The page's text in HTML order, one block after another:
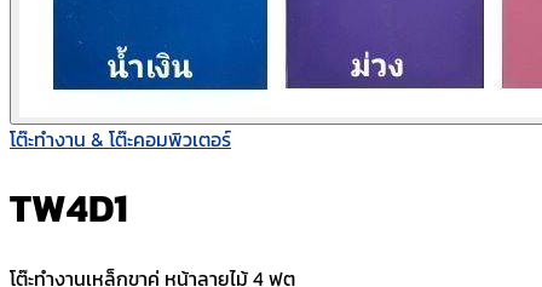
โต๊ะทำงาน & โต๊ะคอมพิวเตอร์
TW4D1
โต๊ะทำงานเหล็กขาคู่ หน้าลายไม้ 4 ฟุต